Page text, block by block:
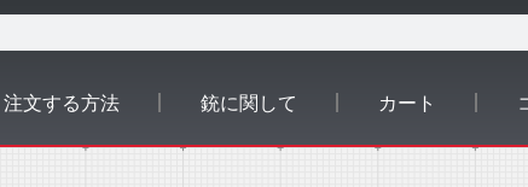
注文する方法 銃に関して カート